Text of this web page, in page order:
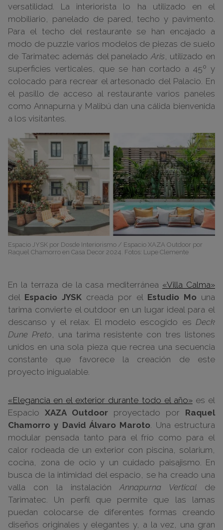
versatilidad. La interiorista lo ha utilizado en el
mobiliario, panelado de pared, techo y pavimento.
Para el techo del restaurante se han encajado a
modo de puzzle varios modelos de piezas de suelo
de Tarimatec además del paneladoAris, utilizado en
superficies verticales, que se han cortado a 45º y
colocado para recrear el artesonado del Palacio. En
el pasillo de acceso al restaurante varios paneles
como Annapurna y Malibú dan una cálida bienvenida
a los visitantes.
Espacio JYSK por Dosde Interiorismo / Espacio XAZA Outdoor por
Raquel Chamorro en Casa Decor 2024. Fotos: Lupe Clemente
En la terraza de la casa mediterránea «Villa Calma»
del Espacio JYSK creada por el Estudio Mo una
tarima convierte el outdoor en un lugar ideal para el
descanso y el relax. El modelo escogido es Deck
Dune Preto , una tarima resistente con tres listones
unidos en una sola pieza que recrea una secuencia
constante que favorece la creación de este
proyecto inigualable.
«Elegancia en el exterior durante todo el año»es el
Espacio XAZA Outdoor proyectado por Raquel
Chamorro y David Álvaro Maroto . Una estructura
modular pensada tanto para el frío como para el
calor rodeada de un exterior con piscina, solarium,
cocina, zona de ocio y un cuidado paisajismo. En
busca de la intimidad del espacio, se ha creado una
valla con la instalación Annapurna Vertical de
Tarimatec. Un perfil que permite que las lamas
puedan colocarse de diferentes formas creando
diseños originales y elegantes y, a la vez, una gran